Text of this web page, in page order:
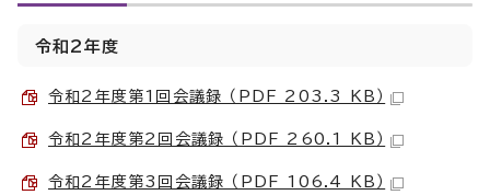
令和2年度
令和2年度第1回会議録 （PDF 203.3 KB）
令和2年度第2回会議録 （PDF 260.1 KB）
令和2年度第3回会議録 （PDF 106.4 KB）